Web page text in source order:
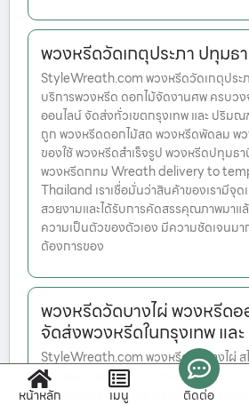
พวงหรีดวัดเกตุประภา ปทุมธ
StyleWreath.com พวงหรีดวัดเกตุประ
บริการพวงหรีด ดอกไม้จัดงานศพ ครบว
ออนไลน์ จัดส่งทั่วเขตกรุงเทพ และ ปริมณ
ถูก พวงหรีดดอกไม้สด พวงหรีดพัดลม พ
ของใช้ พวงหรีดสำเร็จรูป พวงหรีดปทุมธ
พวงหรีดกทม Wreath delivery to
Thailand เราเชื่อมั่นว่าสินค้าของเรามีจุ
สวยงามและได้รับการคัดสรรคุณภาพมา
ความเป็นตัวของตัวเอง มีความชัดเจนม
ต้องการของ
พวงหรีดวัดบางไผ่ พวงหรีดอ
จัดส่งพวงหรีดในกรุงเทพ แล
StyleWreath.com พวงหรีดวัดบางไผ่ ส
พวงหรีด ดอกไม้จัดงานศพ ครบวงจร ร้า
ส่งทั่วเขตกรุงเทพ และ ปริมณฑล ดีไซน์ส
หน้าหลัก เมนู ติดต่อ